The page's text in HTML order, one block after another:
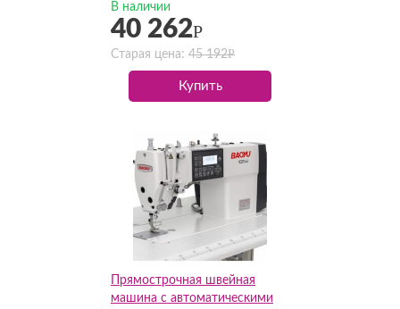
X2(Комплект)
В наличии
40 262Р
Старая цена: 45 192Р
Купить
Прямострочная швейная
машина с автоматическими